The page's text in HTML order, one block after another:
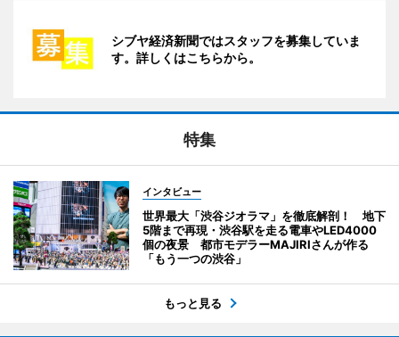
シブヤ経済新聞ではスタッフを募集していま
す。詳しくはこちらから。
特集
インタビュー
世界最大「渋谷ジオラマ」を徹底解剖！ 地下
5階まで再現・渋谷駅を走る電車やLED4000
個の夜景 都市モデラーMAJIRIさんが作る
「もう一つの渋谷」
もっと見る